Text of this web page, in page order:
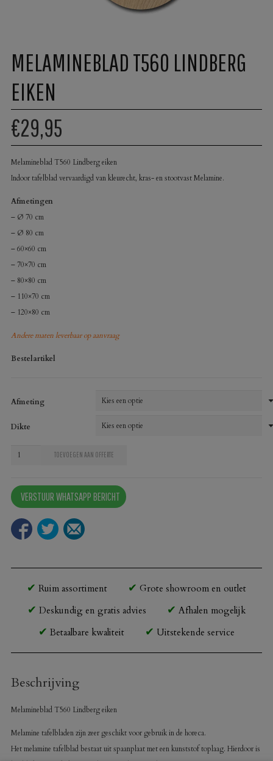
MELAMINEBLAD T560 LINDBERG
EIKEN
€29,95
Melamineblad T560 Lindberg eiken
Indoor tafelblad vervaardigd van kleurecht, kras- en stootvast Melamine.
Afmetingen
– Ø 70 cm
– Ø 80 cm
– 60×60 cm
– 70×70 cm
– 80×80 cm
– 110×70 cm
– 120×80 cm
Andere maten leverbaar op aanvraag
Bestelartikel
Afmeting
Dikte
Melamineblad
Lindberg
eiken
TOEVOEGEN AAN OFFERTE
VERSTUUR WHATSAPP BERICHT
Ruim assortiment
Grote showroom en outlet
Deskundig en gratis advies
Afhalen mogelijk
Betaalbare kwaliteit
Uitstekende service
Beschrijving
Melamineblad T560 Lindberg eiken
Melamine tafelbladen zijn zeer geschikt voor gebruik in de horeca.
Het melamine tafelblad bestaat uit spaanplaat met een kunststof toplaag. Hierdoor is